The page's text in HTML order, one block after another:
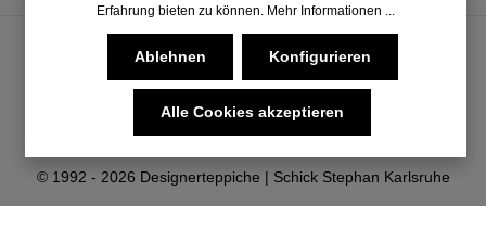
© 1992 - 2026 Designerteppiche | Schick Stephan Karlsruhe
* Alle Preise inkl. gesetzl. Mehrwertsteuer zzgl.
und ggf. Nachnahmegebühren, wenn nicht anders angegeben.
Erfahrung bieten zu können. Mehr Informationen ...
Ablehnen Konfigurieren
Alle Cookies akzeptieren